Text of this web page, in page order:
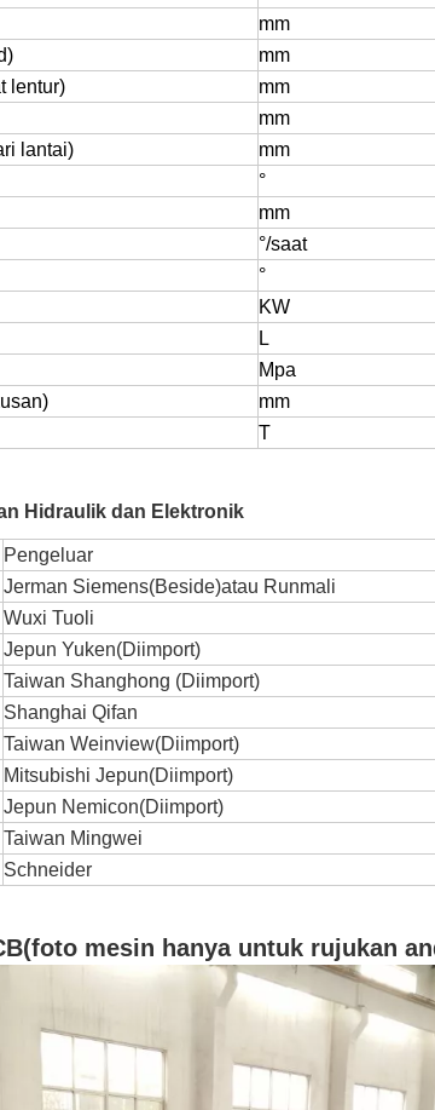
mm
mm
lentur)
mm
mm
lantai)
mm
°
mm
°/saat
°
KW
L
Mpa
mm
T
Hidraulik dan Elektronik
Pengeluar
Jerman Siemens(Beside)atau Runmali
Wuxi Tuoli
Jepun Yuken(Diimport)
Taiwan Shanghong (Diimport)
Shanghai Qifan
Taiwan Weinview(Diimport)
Mitsubishi Jepun(Diimport)
Jepun Nemicon(Diimport)
Taiwan Mingwei
Schneider
mesin hanya untuk rujukan